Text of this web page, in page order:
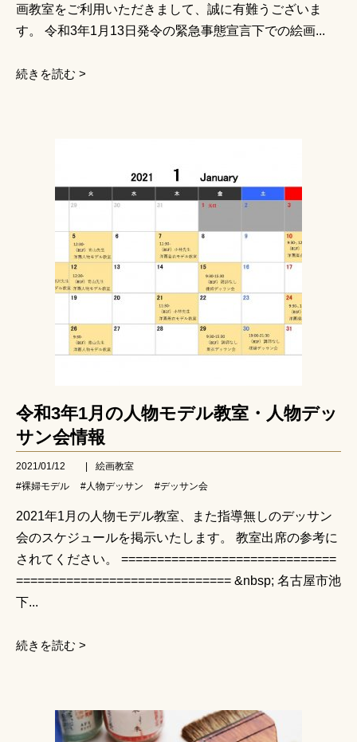
画教室をご利用いただきまして、誠に有難うございま
す。 令和3年1月13日発令の緊急事態宣言下での絵画...
続きを読む >
令和3年1月の人物モデル教室・人物デッ
サン会情報
2021/01/12
絵画教室
#裸婦モデル
#人物デッサン #デッサン会
2021年1月の人物モデル教室、また指導無しのデッサン
会のスケジュールを掲示いたします。 教室出席の参考に
されてください。 ==============================
============================== &nbsp; 名古屋市池
下...
続きを読む >